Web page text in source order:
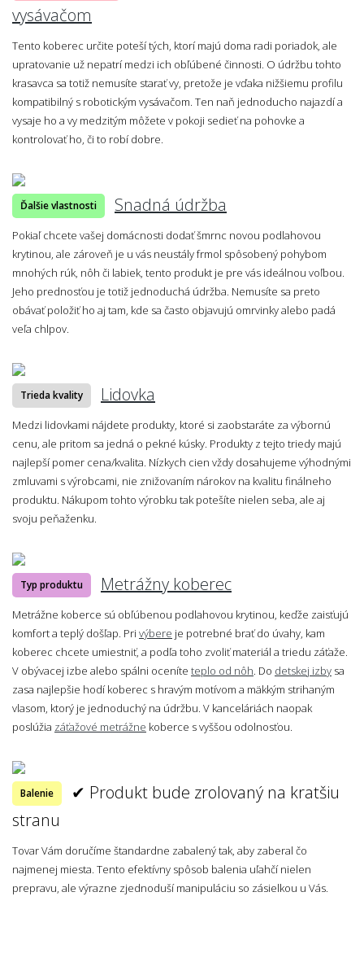
vysávačom
Tento koberec určite poteší tých, ktorí majú doma radi poriadok, ale
upratovanie už nepatrí medzi ich obľúbené činnosti. O údržbu tohto
krasavca sa totiž nemusíte starať vy, pretože je vďaka nižšiemu profilu
kompatibilný s robotickým vysávačom. Ten naň jednoducho najazdí a
vysaje ho a vy medzitým môžete v pokoji sedieť na pohovke a
kontrolovať ho, či to robí dobre.
Ďalšie vlastnosti Snadná údržba
Pokiaľ chcete vašej domácnosti dodať šmrnc novou podlahovou
krytinou, ale zároveň je u vás neustály frmol spôsobený pohybom
mnohých rúk, nôh či labiek, tento produkt je pre vás ideálnou voľbou.
Jeho prednosťou je totiž jednoduchá údržba. Nemusíte sa preto
obávať položiť ho aj tam, kde sa často objavujú omrvinky alebo padá
veľa chlpov.
Trieda kvality Lidovka
Medzi lidovkami nájdete produkty, ktoré si zaobstaráte za výbornú
cenu, ale pritom sa jedná o pekné kúsky. Produkty z tejto triedy majú
najlepší pomer cena/kvalita. Nízkych cien vždy dosahujeme výhodnými
zmluvami s výrobcami, nie znižovaním nárokov na kvalitu finálneho
produktu. Nákupom tohto výrobku tak potešíte nielen seba, ale aj
svoju peňaženku.
Typ produktu Metrážny koberec
Metrážne koberce sú obľúbenou podlahovou krytinou, keďže zaisťujú
komfort a teplý došľap. Pri výbere je potrebné brať do úvahy, kam
koberec chcete umiestniť, a podľa toho zvoliť materiál a triedu záťaže.
V obývacej izbe alebo spálni oceníte teplo od nôh . Do detskej izby sa
zasa najlepšie hodí koberec s hravým motívom a mäkkým strihaným
vlasom, ktorý je jednoduchý na údržbu. V kanceláriách naopak
poslúžia záťažové metrážne koberce s vyššou odolnosťou.
Balenie
✔ Produkt bude zrolovaný na kratšiu
stranu
Tovar Vám doručíme štandardne zabalený tak, aby zaberal čo
najmenej miesta. Tento efektívny spôsob balenia uľahčí nielen
prepravu, ale výrazne zjednoduší manipuláciu so zásielkou u Vás.